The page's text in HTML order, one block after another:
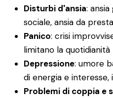
Disturbi d'ansia:
sociale, ansia da
Panico: crisi
limitano la quotidianità
Depressione: umore
di energia e interesse,
Problemi di coppia e